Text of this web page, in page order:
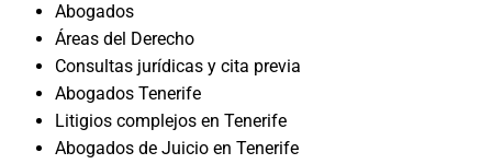
Abogados
Áreas del Derecho
Consultas jurídicas y cita previa
Abogados Tenerife
Litigios complejos en Tenerife
Abogados de Juicio en Tenerife